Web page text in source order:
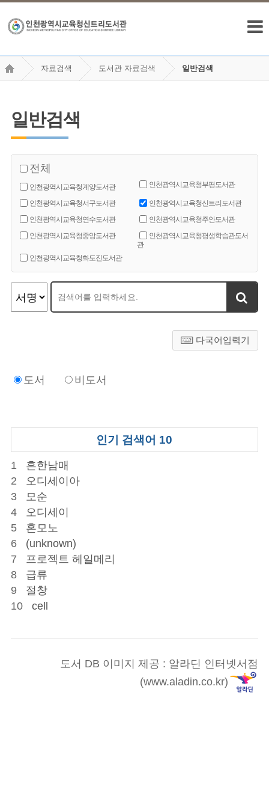
자료검색 도서관 자료검색 일반검색
일반검색
전체
인천광역시교육청계양도서관 인천광역시교육청부평도서관
인천광역시교육청서구도서관
인천광역시교육청신트리도서관
인천광역시교육청연수도서관
인천광역시교육청주안도서관
인천광역시교육청중앙도서관
인천광역시교육청평생학습관도서
관
인천광역시교육청화도진도서관
다국어입력기
도서 비도서
도서 DB 이미지 제공 : 알라딘 인터넷서점
(www.aladin.co.kr)
인기 검색어 10
1
흔한남매
2
오디세이아
3
모순
4
오디세이
5
혼모노
6
(unknown)
7
프로젝트 헤일메리
8
급류
9
절창
10
cell